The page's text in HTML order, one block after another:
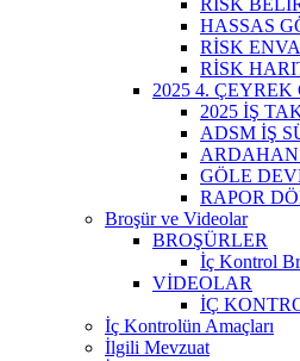
HASSAS
RİSK
RİSK
2025 4.
2025 İŞ
ADSM İŞ
ARDAHAN
GÖLE
RAPOR
Broşür ve Videolar
BROŞÜRLER
İç Kontrol
VİDEOLAR
İÇ
İç Kontrolün Amaçları
İlgili Mevzuat